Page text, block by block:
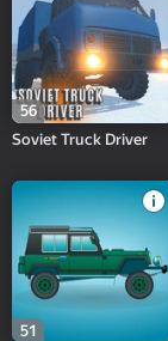
56
Soviet Truck Driver
51